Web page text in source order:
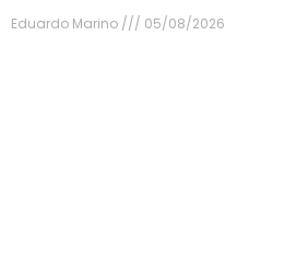
Eduardo Marino
05/08/2026